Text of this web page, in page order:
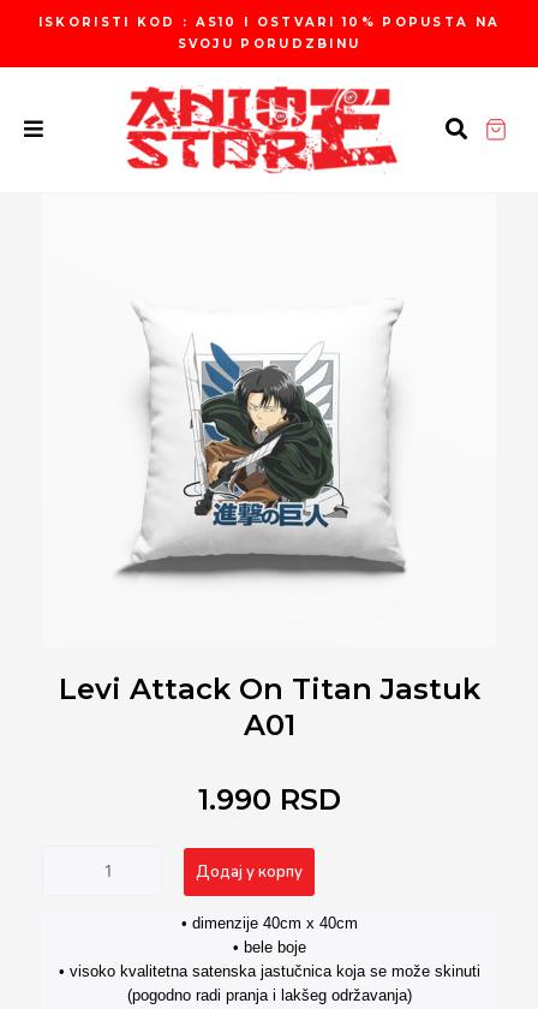
садржај
ISKORISTI KOD : AS10 I OSTVARI 10% POPUSTA NA
SVOJU PORUDZBINU
Levi Attack On Titan Jastuk
A01
1.990 RSD
Jastuk
Додај у корпу
• dimenzije 40cm x 40cm
• bele boje
• visoko kvalitetna satenska jastučnica koja se može skinuti
(pogodno radi pranja i lakšeg održavanja)